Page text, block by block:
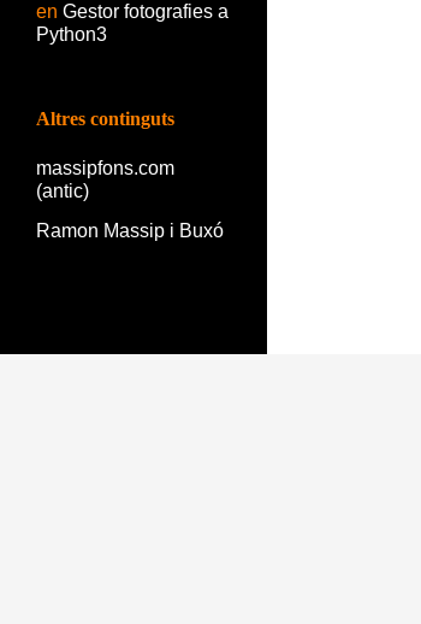
en Gestor fotografies a
Python3
Altres continguts
massipfons.com
(antic)
Ramon Massip i Buxó